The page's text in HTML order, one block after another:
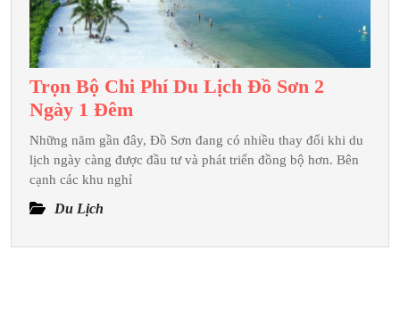
Đêm
Trọn Bộ Chi Phí Du Lịch Đồ Sơn 2
Ngày 1 Đêm
Bộ
Chi
Đồ
Những năm gần đây, Đồ Sơn đang có nhiều thay đổi khi du
lịch ngày càng được đầu tư và phát triển đồng bộ hơn. Bên
cạnh các khu nghỉ
Du Lịch